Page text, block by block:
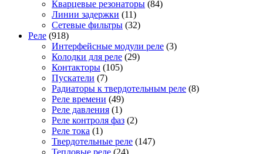
Кварцевые резонаторы (84)
Линии задержки (11)
Сетевые фильтры (32)
Реле (918)
Интерфейсные модули реле (3)
Колодки для реле (29)
Контакторы (105)
Пускатели (7)
Радиаторы к твердотельным реле (8)
Реле времени (49)
Реле давления (1)
Реле контроля фаз (2)
Реле тока (1)
Твердотельные реле (147)
Тепловые реле (24)